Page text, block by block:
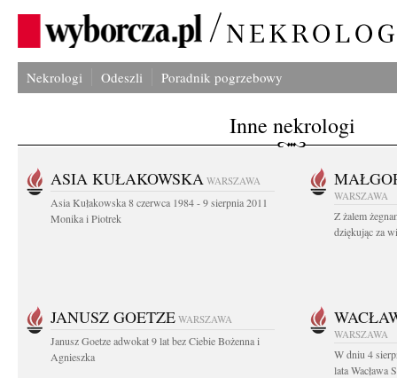
Nekrologi Odeszli Poradnik pogrzebowy
Inne nekrologi
ASIA KUŁAKOWSKA WARSZAWA
Asia Kułakowska 8 czerwca 1984 - 9 sierpnia 2011
Monika i Piotrek
WARSZAWA
Z żalem
dziękując za
JANUSZ GOETZE WARSZAWA
Janusz Goetze adwokat 9 lat bez Ciebie Bożenna i
Agnieszka
WARSZAWA
W dniu 4
lata Wacława